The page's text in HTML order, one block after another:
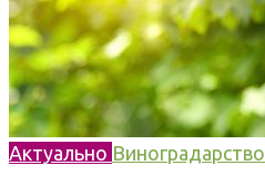
Актуально Виноградарство